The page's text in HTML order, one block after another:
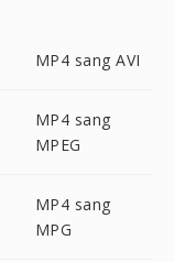
MP4 sang AVI
MP4 sang
MPEG
MP4 sang
MPG